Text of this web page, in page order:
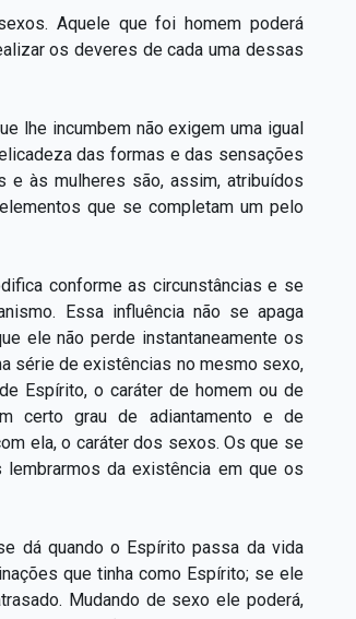
Aquele que foi homem poderá
os deveres de cada uma dessas
lhe incumbem não exigem uma igual
das formas e das sensações
e às mulheres são, assim, atribuídos
que se completam um pelo
conforme as circunstâncias e se
Essa influência não se apaga
ele não perde instantaneamente os
série de existências no mesmo sexo,
Espírito, o caráter de homem ou de
certo grau de adiantamento e de
ela, o caráter dos sexos. Os que se
da existência em que os
dá quando o Espírito passa da vida
que tinha como Espírito; se ele
Mudando de sexo ele poderá,